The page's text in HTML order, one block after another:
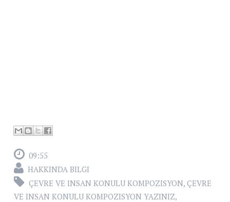
09:55
HAKKINDA BILGI
ÇEVRE VE INSAN KONULU KOMPOZISYON, ÇEVRE
VE INSAN KONULU KOMPOZISYON YAZINIZ,